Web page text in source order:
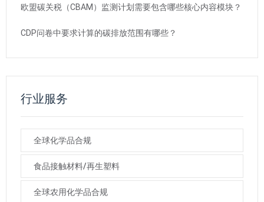
欧盟碳关税（CBAM）监测计划需要包含哪些核心内容模块？
CDP问卷中要求计算的碳排放范围有哪些？
行业服务
全球化学品合规
食品接触材料/再生塑料
全球农用化学品合规